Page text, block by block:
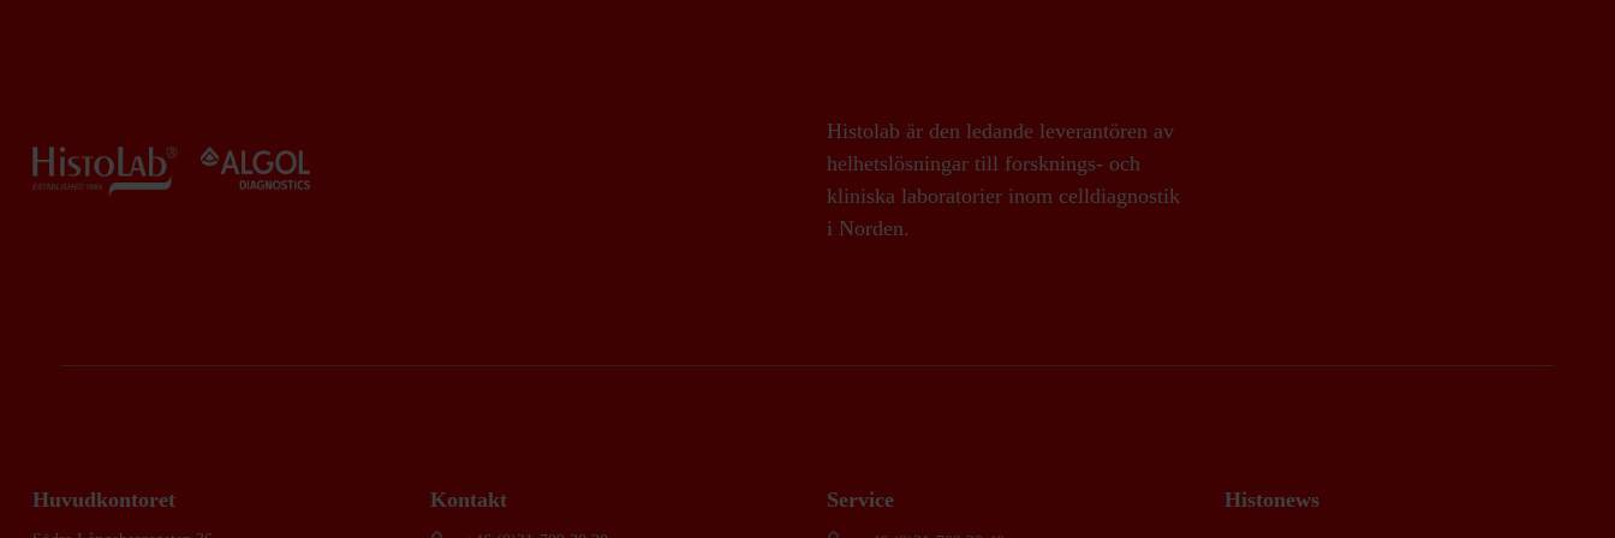
Histolab är den ledande leverantören av
helhetslösningar till forsknings- och
kliniska laboratorier inom celldiagnostik
i Norden.
Huvudkontoret Kontakt Service Histonews